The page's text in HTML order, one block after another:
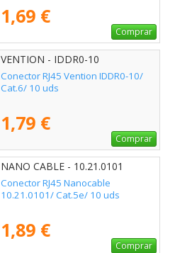
1,69 €
Comprar
VENTION - IDDR0-10
Conector RJ45 Vention IDDR0-10/
Cat.6/ 10 uds
1,79 €
Comprar
NANO CABLE - 10.21.0101
Conector RJ45 Nanocable
10.21.0101/ Cat.5e/ 10 uds
1,89 €
Comprar